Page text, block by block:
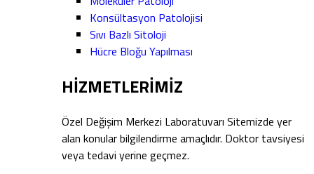
Konsültasyon Patolojisi
Sıvı Bazlı Sitoloji
Hücre Bloğu Yapılması
HİZMETLERİMİZ
Özel Değişim Merkezi Laboratuvarı Sitemizde yer
alan konular bilgilendirme amaçlıdır. Doktor tavsiyesi
veya tedavi yerine geçmez.